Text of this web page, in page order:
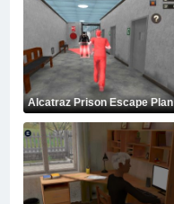
Alcatraz Prison Escape Plan